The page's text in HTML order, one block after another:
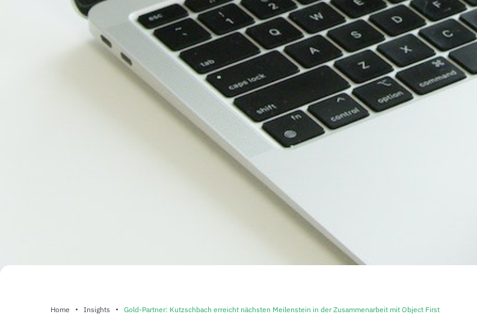
Home Insights Gold-Partner: Kutzschbach erreicht nächsten Meilenstein in der Zusammenarbeit mit Object First